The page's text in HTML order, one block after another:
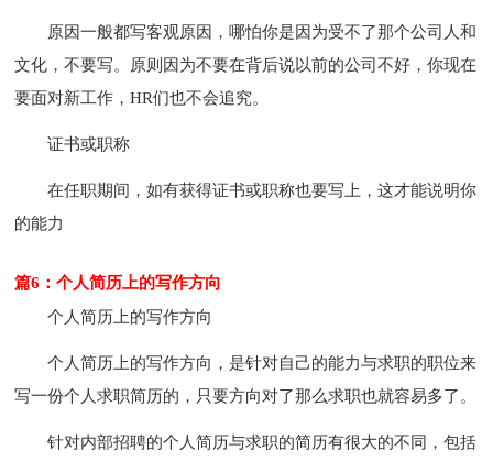
原因一般都写客观原因，哪怕你是因为受不了那个公司人和
文化，不要写。原则因为不要在背后说以前的公司不好，你现在
要面对新工作，HR们也不会追究。
证书或职称
在任职期间，如有获得证书或职称也要写上，这才能说明你
的能力
篇6：个人简历上的写作方向
个人简历上的写作方向
个人简历上的写作方向，是针对自己的能力与求职的职位来
写一份个人求职简历的，只要方向对了那么求职也就容易多了。
针对内部招聘的个人简历与求职的简历有很大的不同，包括